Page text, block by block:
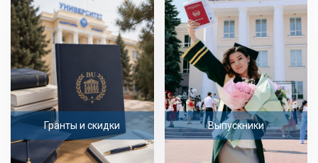
Гранты и скидки Выпускники